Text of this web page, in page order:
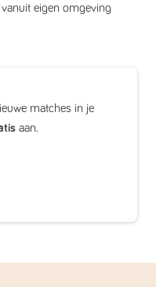
eigen omgeving
matches in je
aan.